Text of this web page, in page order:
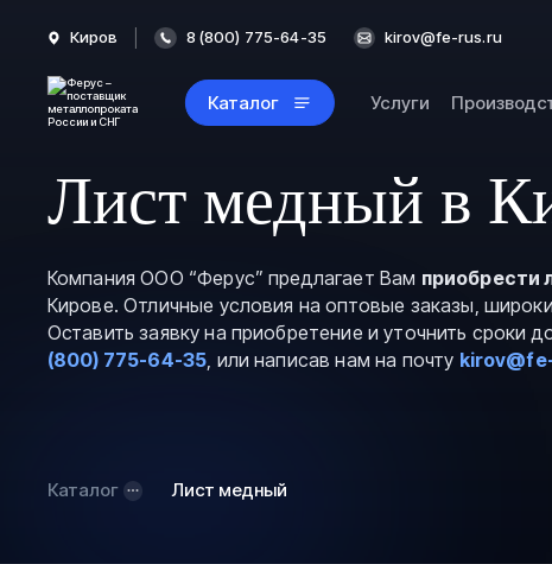
Киров 8 (800) 775-64-35 kirov@fe-rus.ru
Каталог Услуги
Лист медный в
Компания ООО “Ферус” предлагает Вам приобрести
Кирове. Отличные условия на оптовые заказы,
Оставить заявку на приобретение и уточнить сроки
(800) 775-64-35, или написав нам на почту
Каталог Лист медный